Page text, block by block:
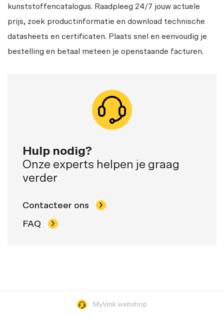
kunststoffencatalogus. Raadpleeg 24/7 jouw actuele
prijs, zoek productinformatie en download technische
datasheets en certificaten. Plaats snel en eenvoudig je
bestelling en betaal meteen je openstaande facturen.
Hulp nodig?
Onze experts helpen je graag
verder
Contacteer ons
FAQ
MyVink webshop